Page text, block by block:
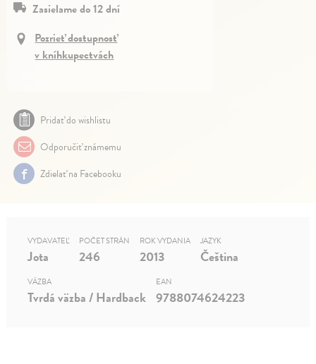
Zasielame do 12 dní
Pozrieť dostupnosť
v kníhkupectvách
Pridať do wishlistu
Odporučiť známemu
Zdielať na Facebooku
VYDAVATEĽ
Jota
POČET STRÁN
246
ROK VYDANIA
2013
JAZYK
Čeština
VÄZBA
Tvrdá väzba / Hardback
EAN
9788074624223